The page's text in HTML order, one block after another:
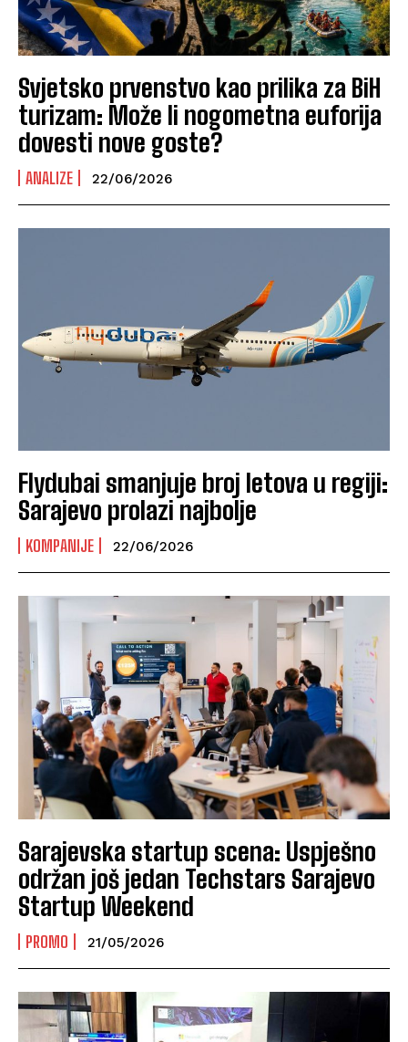
Svjetsko prvenstvo kao prilika za BiH
turizam: Može li nogometna euforija
dovesti nove goste?
ANALIZE 22/06/2026
Flydubai smanjuje broj letova u regiji:
Sarajevo prolazi najbolje
KOMPANIJE 22/06/2026
Sarajevska startup scena: Uspješno
održan još jedan Techstars Sarajevo
Startup Weekend
PROMO 21/05/2026